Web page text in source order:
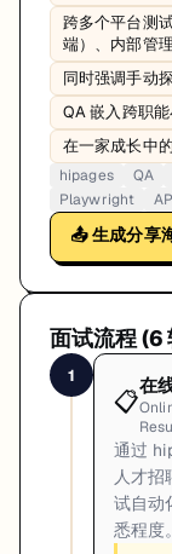
跨多个平台测
端）、内部管
同时强调手动
QA 嵌入跨职
在一家成长中
hipages QA
Playwright
📤 生成分享
面试流程 (6
1
📋
在
通过
人才招
试自动
悉程度。